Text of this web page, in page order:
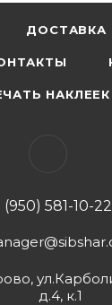
ДОСТАВКА
НАКЛЕЕК
(950) 581-10-22
д.4, к.1